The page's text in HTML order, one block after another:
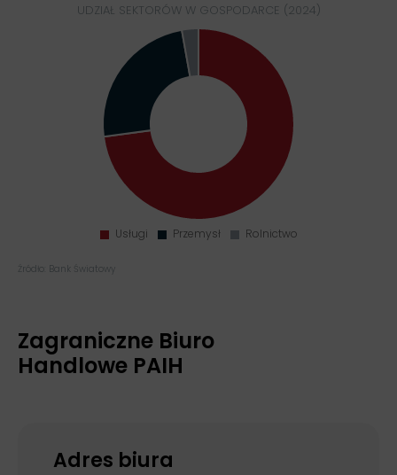
UDZIAŁ SEKTORÓW W GOSPODARCE (2024)
Źródło: Bank Światowy
Zagraniczne Biuro
Handlowe PAIH
Adres biura